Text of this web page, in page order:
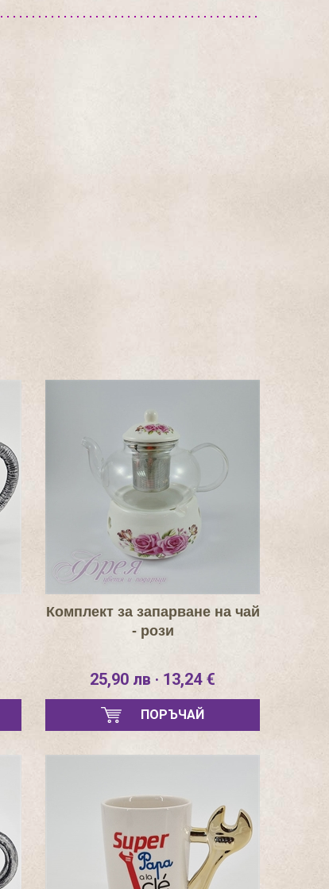
Комплект за запарване на чай
- рози
25,90 лв · 13,24 €
ПОРЪЧАЙ